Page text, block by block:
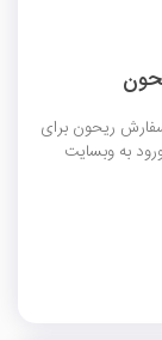
تخفیف اولین سفارش ریحون برای
ورود به وبسایت